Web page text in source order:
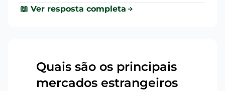
📖 Ver resposta completa
Quais são os principais
mercados estrangeiros